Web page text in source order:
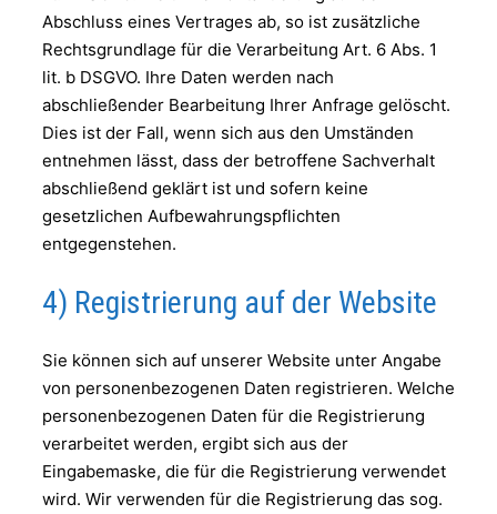
Abschluss eines Vertrages ab, so ist zusätzliche
Rechtsgrundlage für die Verarbeitung Art. 6 Abs. 1
lit. b DSGVO. Ihre Daten werden nach
abschließender Bearbeitung Ihrer Anfrage gelöscht.
Dies ist der Fall, wenn sich aus den Umständen
entnehmen lässt, dass der betroffene Sachverhalt
abschließend geklärt ist und sofern keine
gesetzlichen Aufbewahrungspflichten
entgegenstehen.
4) Registrierung auf der Website
Sie können sich auf unserer Website unter Angabe
von personenbezogenen Daten registrieren. Welche
personenbezogenen Daten für die Registrierung
verarbeitet werden, ergibt sich aus der
Eingabemaske, die für die Registrierung verwendet
wird. Wir verwenden für die Registrierung das sog.